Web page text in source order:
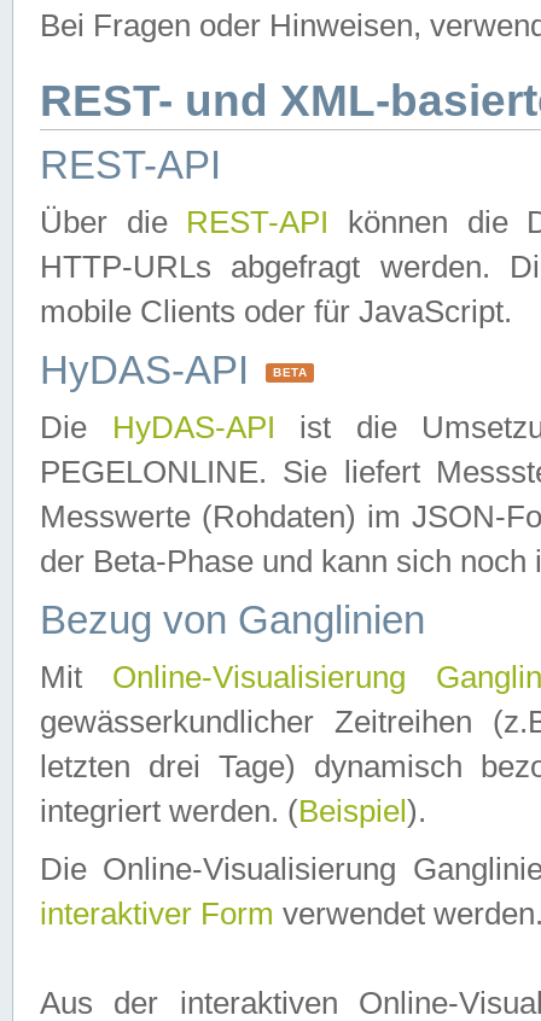
Bei Fragen oder Hinweisen,
REST- und XML-
REST-API
Über die REST-API können die
HTTP-URLs abgefragt werden.
mobile Clients oder für JavaScript.
HyDAS-API BETA
Die HyDAS-API ist die
PEGELONLINE. Sie liefert
Messwerte (Rohdaten) im JSON-
der Beta-Phase und kann sich noch
Bezug von Ganglinien
Mit Online-Visualisierung
gewässerkundlicher Zeitreihen
letzten drei Tage) dynamisch
integriert werden. (Beispiel ).
Die Online-Visualisierung
interaktiver Form verwendet
Aus der interaktiven Online-